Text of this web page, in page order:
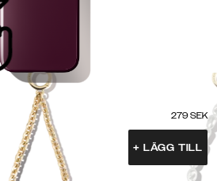
279 SEK
+ LÄGG TILL